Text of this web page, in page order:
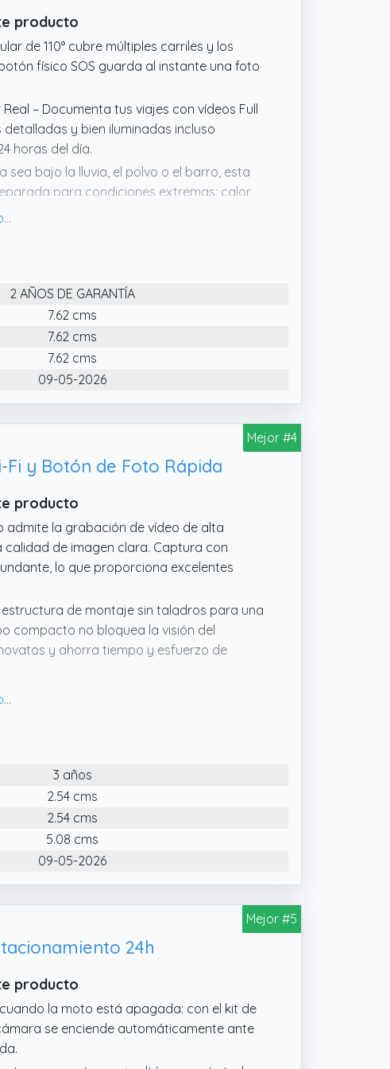
producto
de 110° cubre múltiples carriles y los
físico SOS guarda al instante una foto
– Documenta tus viajes con vídeos Full
y bien iluminadas incluso
horas del día.
sea bajo la lluvia, el polvo o el barro, esta
para condiciones extremas: calor,
al instante a la cámara mediante WiFi y
en bucle desde tu smartphone.
2 AÑOS DE GARANTÍA
7.62 cms
7.62 cms
7.62 cms
09-05-2026
Mejor #4
Fi y Botón de Foto Rápida
producto
admite la grabación de vídeo de alta
calidad de imagen clara. Captura con
lo que proporciona excelentes
de montaje sin taladros para una
compacto no bloquea la visión del
y ahorra tiempo y esfuerzo de
de alta definición incorporada con una
grabación automática en bucle y
Conéctese a través de WiFi
a través de la aplicación.
una clasificación IP66 de resistencia al
sin pantalla funciona de
3 años
2.54 cms
2.54 cms
5.08 cms
09-05-2026
Mejor #5
24h
producto
la moto está apagada: con el kit de
se enciende automáticamente ante